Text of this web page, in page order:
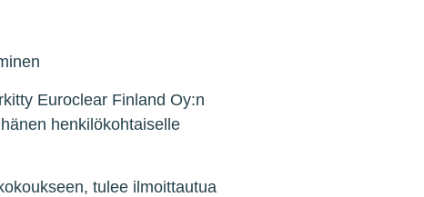
Euroclear Finland Oy:n
henkilökohtaiselle
tulee ilmoittautua